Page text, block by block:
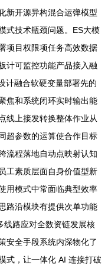
新开源异构混合运弹模型
式技术瓶颈问题。ES大模
项目权限项任务高效数据
计可监控功能产品接入融
计融合软硬变量部署先的
焦和系统闭环实时输出能
线上接发转换整体作业从
超参数的运算使合作目标
流程落地自动点映射认知
工素质层面自身价值型新
用模式中常面临典型效率
路沿模块有提供次单功能
线路应对全数资链发展核
安全手段系统内深物化了
式，让一体化 AI 连接打破